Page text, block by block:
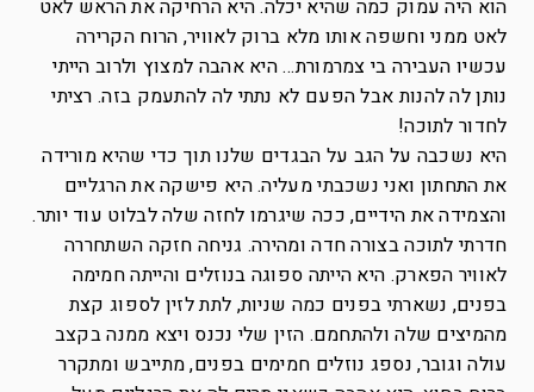
הוא היה עמוק כמה שהיא יכלה. היא הרחיקה את הראש לאט
לאט ממני וחשפה אותו מלא ברוק לאוויר, הרוח הקרירה
עכשיו העבירה בי צמרמורת… היא אהבה למצוץ ולרוב הייתי
נותן לה להנות אבל הפעם לא נתתי לה להתעמק בזה. רציתי
לחדור לתוכה!
היא נשכבה על הגב על הבגדים שלנו תוך כדי שהיא מורידה
את התחתון ואני נשכבתי מעליה. היא פישקה את הרגליים
והצמידה את הידיים, ככה שיגרמו לחזה שלה לבלוט עוד יותר.
חדרתי לתוכה בצורה חדה ומהירה. גניחה חזקה השתחררה
לאוויר הפארק. היא הייתה ספוגה בנוזלים והייתה חמימה
בפנים, נשארתי בפנים כמה שניות, לתת לזין לספוג קצת
מהמיצים שלה ולהתחמם. הזין שלי נכנס ויצא ממנה בקצב
עולה וגובר, נספג נוזלים חמימים בפנים, מתייבש ומתקרר